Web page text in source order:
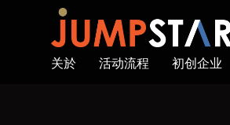
关於 活动流程 初创企业